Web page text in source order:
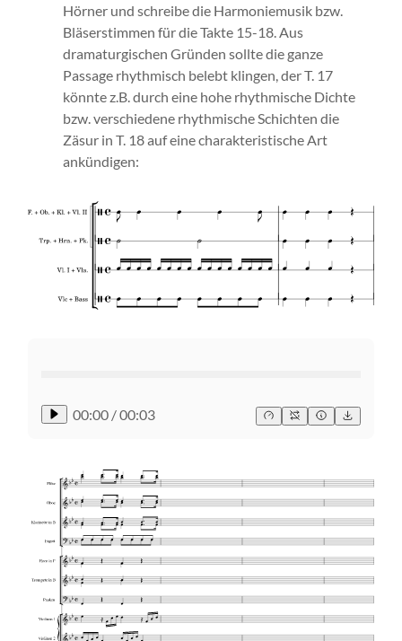
Hörner und schreibe die Harmoniemusik bzw.
Bläserstimmen für die Takte 15-18. Aus
dramaturgischen Gründen sollte die ganze
Passage rhythmisch belebt klingen, der T. 17
könnte z.B. durch eine hohe rhythmische Dichte
bzw. verschiedene rhythmische Schichten die
Zäsur in T. 18 auf eine charakteristische Art
ankündigen:
00:00 /00:03